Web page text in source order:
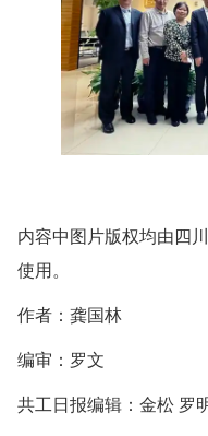
内容中图片版权均由四
使用。
作者：龚国林
编审：罗文
共工日报编辑：金松 罗